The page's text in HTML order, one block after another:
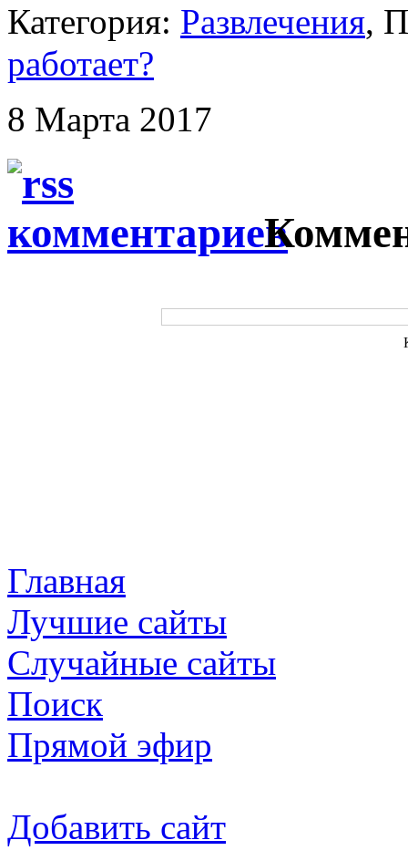
Категория: Развлечения ,
работает?
8 Марта 2017
Главная
Лучшие сайты
Случайные сайты
Поиск
Прямой эфир
Добавить сайт